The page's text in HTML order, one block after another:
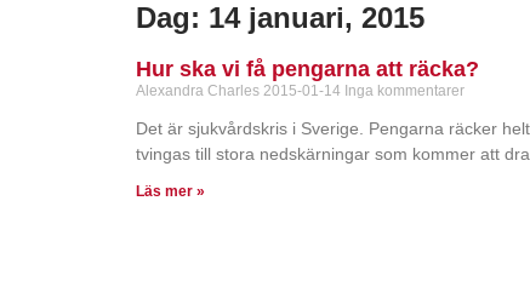
Dag: 14 januari, 2015
Hur ska vi få pengarna att räcka?
Alexandra Charles 2015-01-14 Inga kommentarer
Det är sjukvårdskris i Sverige. Pengarna räcker
tvingas till stora nedskärningar som kommer att
Läs mer »